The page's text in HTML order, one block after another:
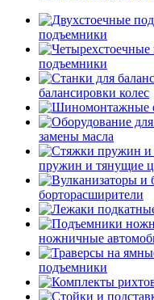
подъемники
подъемники
балансировки колес
замены масла
пружин и тянущие
борторасширители
ножничные
подъемники